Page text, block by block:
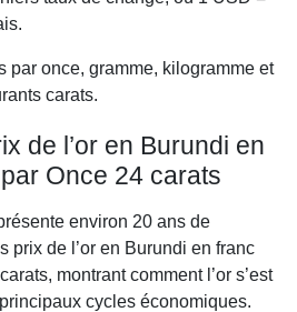
par once, gramme, kilogramme et
carats.
de l’or en Burundi en
Once 24 carats
environ 20 ans de
prix de l’or en Burundi en franc
montrant comment l’or s’est
cycles économiques.